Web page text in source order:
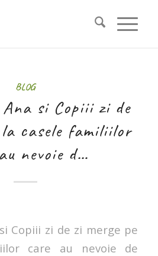
BLOG
si Copiii zi de
la casele familiilor
nevoie d…
Copiii zi de zi merge pe
care au nevoie de